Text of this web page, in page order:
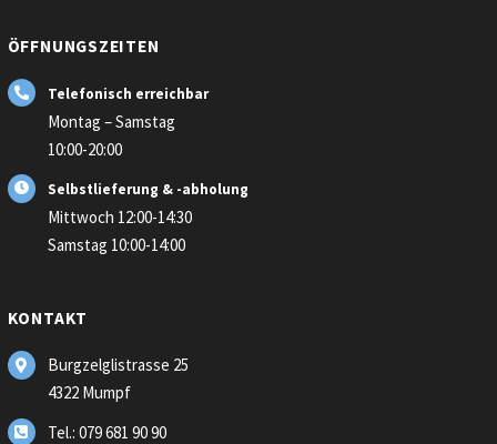
ÖFFNUNGSZEITEN
Telefonisch erreichbar
Montag – Samstag
10:00-20:00
Selbstlieferung & -abholung
Mittwoch 12:00-14:30
Samstag 10:00-14:00
KONTAKT
Burgzelglistrasse 25
4322 Mumpf
Tel.: 079 681 90 90